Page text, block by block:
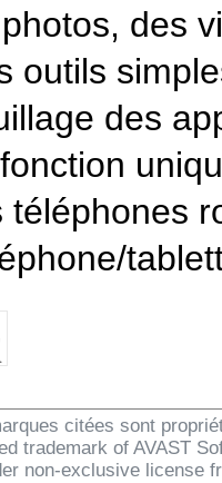
des
outils
des
téléphones
citées sont
trademark of AVAST
non-exclusive license